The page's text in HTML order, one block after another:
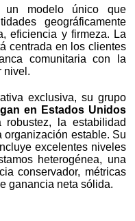
un modelo único que
geográficamente
eficiencia y firmeza. La
centrada en los clientes
comunitaria con la
nivel.
exclusiva, su grupo
en Estados Unidos
la estabilidad
estable. Su
excelentes niveles
heterogénea, una
conservador, métricas
ganancia neta sólida.